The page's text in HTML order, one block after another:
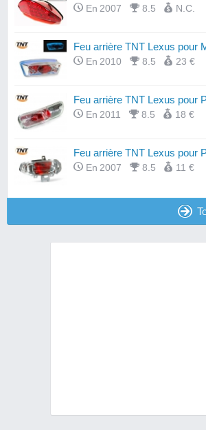
En 2007 8.5 N.C.
Feu arrière TNT Lexus pour
En 2010 8.5 23 €
Feu arrière TNT Lexus pour
En 2011 8.5 18 €
Feu arrière TNT Lexus pour
En 2007 8.5 11 €